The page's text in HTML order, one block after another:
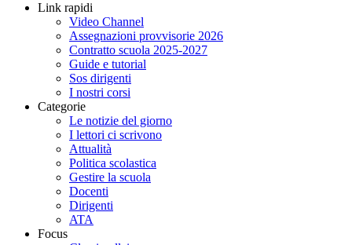
Link rapidi
Video Channel
Assegnazioni provvisorie 2026
Contratto scuola 2025-2027
Guide e tutorial
Sos dirigenti
I nostri corsi
Categorie
Le notizie del giorno
I lettori ci scrivono
Attualità
Politica scolastica
Gestire la scuola
Docenti
Dirigenti
ATA
Focus